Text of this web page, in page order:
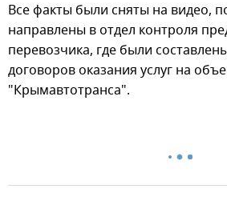
Все факты были сняты на видео,
направлены в отдел контроля
перевозчика, где были
договоров оказания услуг на
"Крымавтотранса".